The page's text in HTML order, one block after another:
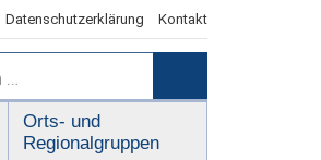
Datenschutzerklärung Kontakt
Orts- und
Regionalgruppen